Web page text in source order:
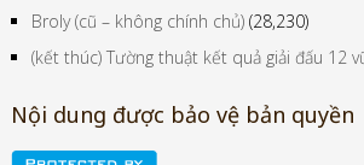
Broly (cũ – không chính chủ) (28,230)
(kết thúc) Tường thuật kết quả giải đấu 12
Nội dung được bảo vệ bản quyền